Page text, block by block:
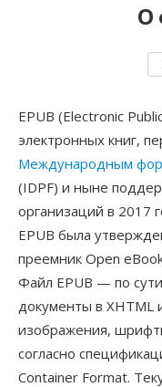
О
EPUB (Electronic
электронных книг,
Международным
(IDPF) и ныне
организаций в 2017
EPUB была
преемник Open
Файл EPUB — по
документы в XHTML
изображения,
согласно
Container Format.